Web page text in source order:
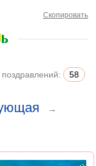
Скопировать
поздравлений: 58
→